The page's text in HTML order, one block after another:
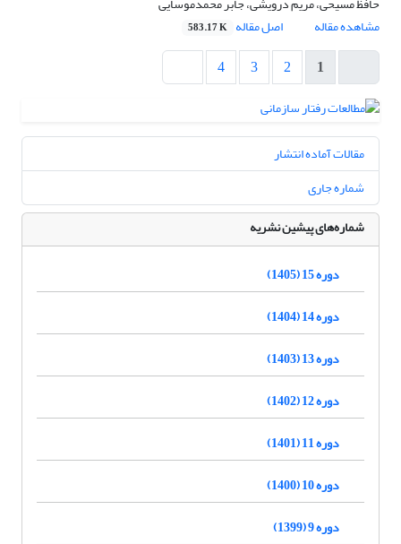
مشاهده مقاله
اصل مقاله 583.17 K
1
2
3
4
مقالات آماده انتشار
شماره جاری
شماره‌های پیشین نشریه
دوره 15 (1405)
دوره 14 (1404)
دوره 13 (1403)
دوره 12 (1402)
دوره 11 (1401)
دوره 10 (1400)
دوره 9 (1399)